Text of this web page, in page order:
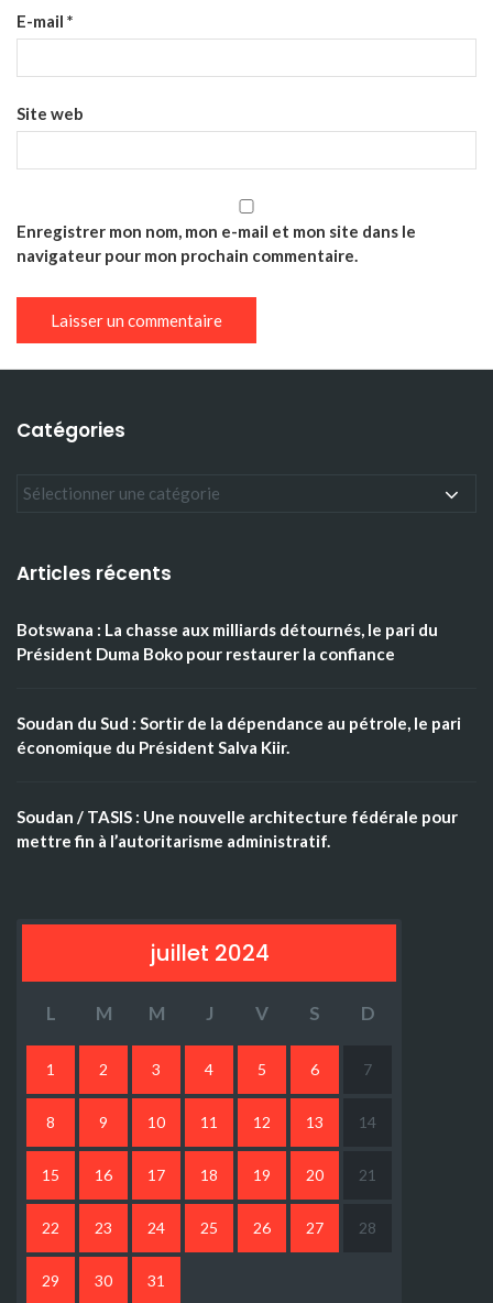
E-mail *
Site web
Enregistrer mon nom, mon e-mail et mon site dans le
navigateur pour mon prochain commentaire.
Catégories
Articles récents
Botswana : La chasse aux milliards détournés, le pari du
Président Duma Boko pour restaurer la confiance
Soudan du Sud : Sortir de la dépendance au pétrole, le pari
économique du Président Salva Kiir.
Soudan / TASIS : Une nouvelle architecture fédérale pour
mettre fin à l’autoritarisme administratif.
juillet 2024
L M M J V S D
1 2 3 4 5 6 7
8 9 10 11 12 13 14
15 16 17 18 19 20 21
22 23 24 25 26 27 28
29 30 31